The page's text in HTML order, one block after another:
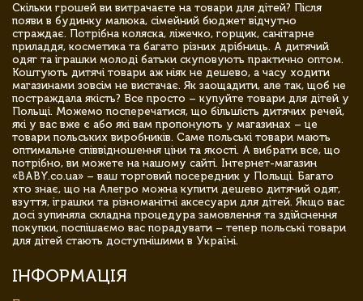
Скільки грошей ви витрачаєте на товари для дітей? Після
появи в будинку малюка, сімейний бюджет відчутно
страждає. Потрібна коляска, ліжечко, горщик, санітарне
приладдя, косметика та багато різних дрібниць. А дитячий
одяг та іграшки молоді батьки скуповують практично оптом.
Коштують дитячі товари аж ніяк не дешево, а часу ходити
магазинами зовсім не вистачає. Як заощадити, але так, щоб не
постраждала якість? Все просто – купуйте товари для дітей у
Польщі. Можемо посперечатися, що більшість дитячих речей,
які у вас вже є або які вам пропонують у магазинах – це
товари польських виробників. Саме польські товари мають
оптимальне співвідношення ціни та якості. А вибрати все, що
потрібно, ви можете на нашому сайті. Інтернет-магазин
«BABY.co.ua» – ваш торговий посередник у Польщі. Багато
хто знає, що на Алегро можна купити дешево дитячий одяг,
взуття, іграшки та різноманітні аксесуари для дітей. Якщо вас
досі зупиняла складна процедура замовлення та здійснення
покупки, поспішаємо вас порадувати – тепер польські товари
для дітей стають доступнішими в Україні.
ІНФОРМАЦІЯ